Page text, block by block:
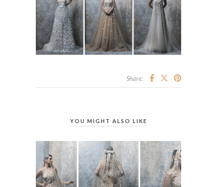
Share:
YOU MIGHT ALSO LIKE